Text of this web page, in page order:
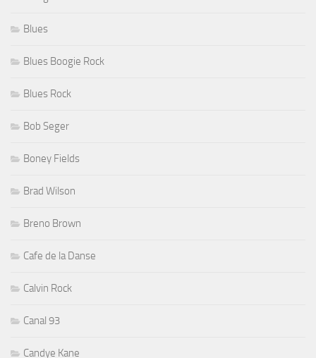
Blues
Blues Boogie Rock
Blues Rock
Bob Seger
Boney Fields
Brad Wilson
Breno Brown
Cafe de la Danse
Calvin Rock
Canal 93
Candye Kane